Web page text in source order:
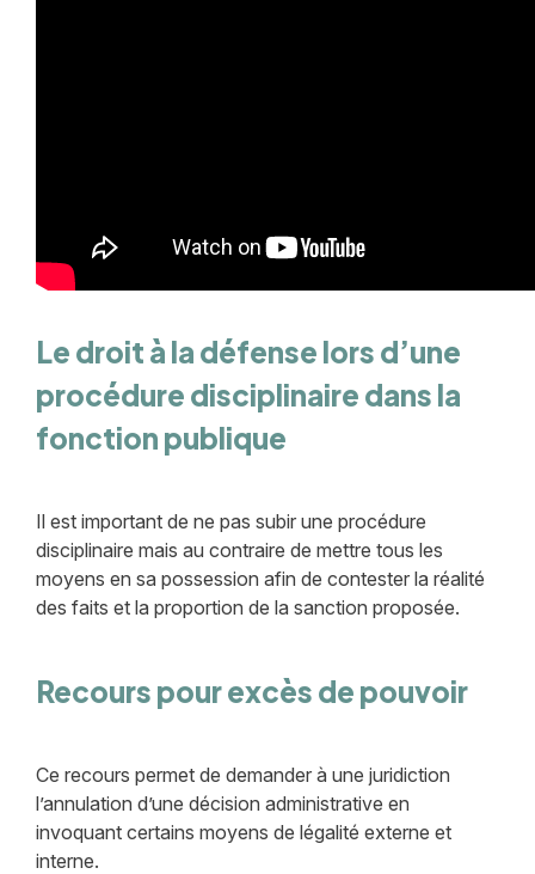
Le droit à la défense lors d’une
procédure disciplinaire dans la
fonction publique
Il est important de ne pas subir une procédure
disciplinaire mais au contraire de mettre tous les
moyens en sa possession afin de contester la réalité
des faits et la proportion de la sanction proposée.
Recours pour excès de pouvoir
Ce recours permet de demander à une juridiction
l’annulation d’une décision administrative en
invoquant certains moyens de légalité externe et
interne.